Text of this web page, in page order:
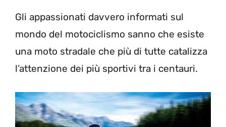
Gli appassionati davvero informati sul
mondo del motociclismo sanno che esiste
una moto stradale che più di tutte catalizza
l’attenzione dei più sportivi tra i centauri.